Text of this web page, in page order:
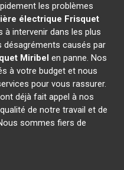
les problèmes
électrique Frisquet
à intervenir dans les plus
désagréments causés par
Miribel en panne. Nos
à votre budget et nous
pour vous rassurer.
déjà fait appel à nos
de notre travail et de
sommes fiers de